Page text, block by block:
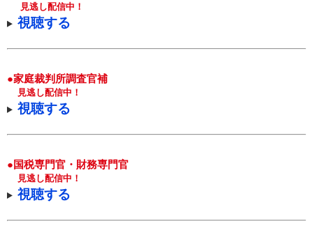
見逃し配信中！
視聴する
●家庭裁判所調査官補
見逃し配信中！
視聴する
●国税専門官・財務専門官
見逃し配信中！
視聴する